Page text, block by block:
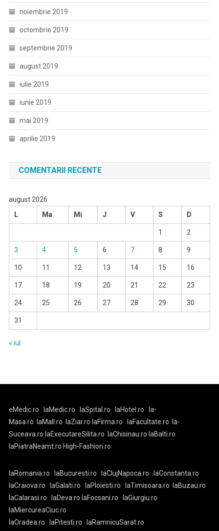
noiembrie 2019
octombrie 2019
septembrie 2019
august 2019
iulie 2019
iunie 2019
mai 2019
aprilie 2019
COMENTARII RECENTE
august 2026
L
Ma Mi J V S D
1 2
3 4 5 6 7 8 9
10 11 12 13 14 15 16
17 18 19 20 21 22 23
24 25 26 27 28 29 30
31
« iul.
eMedic.ro laMedic.ro laSpital.ro laHotel.ro
la-
Masa.ro laMall.ro laZiar.rolaFirma.ro laFacultate.ro la-
Suceava.ro laExecutareSilita.ro laChisinau.ro laBalti.ro
laPiatraNeamt.ro High-Fashion.ro
laRomania.ro laBucuresti.ro laClujNapoca.ro
laConstanta.ro
laCraiova.ro
laGalati.ro laPloiesti.ro laTimisoara.ro laBuzau.ro
laCalarasi.ro
laDeva.ro laFocsani.ro
laGiurgiu.ro
laMiercureaCiuc.ro
laOradea.ro
laPitesti.ro
laRamnicuSarat.ro